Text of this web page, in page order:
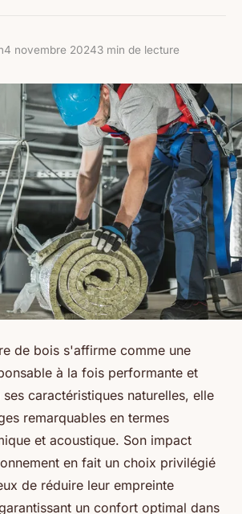
4 novembre 20243 min de lecture
de bois s'affirme comme une
à la fois performante et
caractéristiques naturelles, elle
remarquables en termes
et acoustique. Son impact
en fait un choix privilégié
de réduire leur empreinte
un confort optimal dans